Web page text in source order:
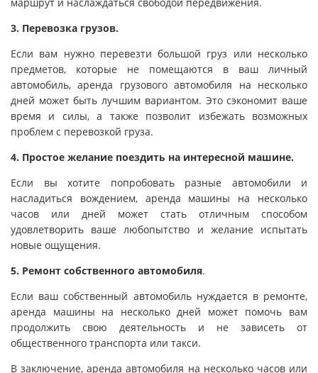
3. Перевозка грузов.
Если вам нужно перевезти большой груз или несколько
предметов, которые не помещаются в ваш личный
автомобиль, аренда грузового автомобиля на несколько
дней может быть лучшим вариантом. Это сэкономит ваше
время и силы, а также позволит избежать возможных
проблем с перевозкой груза.
4. Простое желание поездить на интересной машине.
Если вы хотите попробовать разные автомобили и
насладиться вождением, аренда машины на несколько
часов или дней может стать отличным способом
удовлетворить ваше любопытство и желание испытать
новые ощущения.
5. Ремонт собственного автомобиля.
Если ваш собственный автомобиль нуждается в ремонте,
аренда машины на несколько дней может помочь вам
продолжить свою деятельность и не зависеть от
общественного транспорта или такси.
В заключение, аренда автомобиля на несколько часов или